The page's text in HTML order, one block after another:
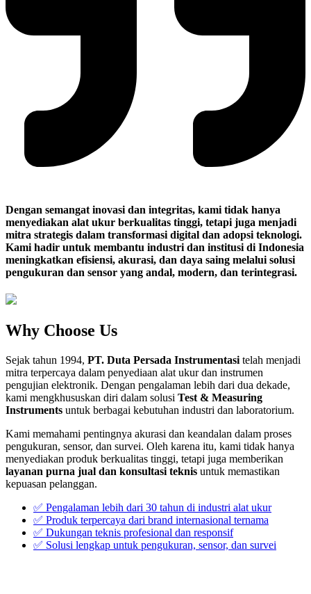
Dengan semangat inovasi dan integritas, kami tidak hanya
menyediakan alat ukur berkualitas tinggi, tetapi juga menjadi
mitra strategis dalam transformasi digital dan adopsi teknologi.
Kami hadir untuk membantu industri dan institusi di Indonesia
meningkatkan efisiensi, akurasi, dan daya saing melalui solusi
pengukuran dan sensor yang andal, modern, dan terintegrasi.
Why Choose Us
Sejak tahun 1994, PT. Duta Persada Instrumentasi telah menjadi
mitra terpercaya dalam penyediaan alat ukur dan instrumen
pengujian elektronik. Dengan pengalaman lebih dari dua dekade,
kami mengkhususkan diri dalam solusi Test & Measuring
Instruments untuk berbagai kebutuhan industri dan laboratorium.
Kami memahami pentingnya akurasi dan keandalan dalam proses
pengukuran, sensor, dan survei. Oleh karena itu, kami tidak hanya
menyediakan produk berkualitas tinggi, tetapi juga memberikan
layanan purna jual dan konsultasi teknis untuk memastikan
kepuasan pelanggan.
✅ Pengalaman lebih dari 30 tahun di industri alat ukur
✅ Produk terpercaya dari brand internasional ternama
✅ Dukungan teknis profesional dan responsif
✅ Solusi lengkap untuk pengukuran, sensor, dan survei